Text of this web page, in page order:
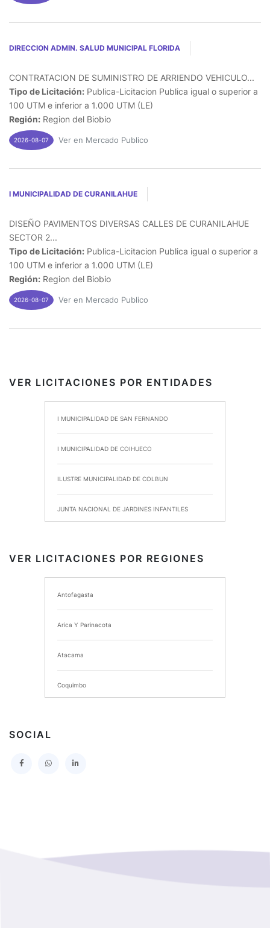
DIRECCION ADMIN. SALUD MUNICIPAL FLORIDA
CONTRATACION DE SUMINISTRO DE ARRIENDO VEHICULO...
Tipo de Licitación: Publica-Licitacion Publica igual o superior a
100 UTM e inferior a 1.000 UTM (LE)
Región: Region del Biobio
2026-08-07 Ver en Mercado Publico
I MUNICIPALIDAD DE CURANILAHUE
DISEÑO PAVIMENTOS DIVERSAS CALLES DE CURANILAHUE
SECTOR 2...
Tipo de Licitación: Publica-Licitacion Publica igual o superior a
100 UTM e inferior a 1.000 UTM (LE)
Región: Region del Biobio
2026-08-07 Ver en Mercado Publico
VER LICITACIONES POR ENTIDADES
I MUNICIPALIDAD DE SAN FERNANDO
I MUNICIPALIDAD DE COIHUECO
ILUSTRE MUNICIPALIDAD DE COLBUN
JUNTA NACIONAL DE JARDINES INFANTILES
I MUNICIPALIDAD DE CHIMBARONGO
INSTITUTO NACIONAL DE DEPORTES DE CHILE
SERVICIO DE SALUD DEL MAULE HOSPITAL DE
TALCA
I MUNICIPALIDAD DE PROVIDENCIA
SERVICIO DE SALUD TALCAHUANO HOSPITAL DE
GOBERNACION PROVINCIAL DE TALCA
VER LICITACIONES POR REGIONES
Antofagasta
Arica Y Parinacota
Atacama
Coquimbo
SOCIAL